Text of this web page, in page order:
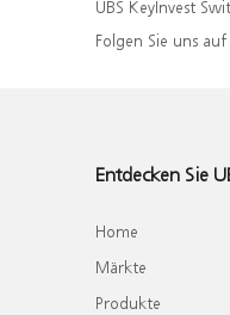
UBS KeyInvest
Folgen Sie uns auf
Entdecken Sie
Home
Märkte
Produkte